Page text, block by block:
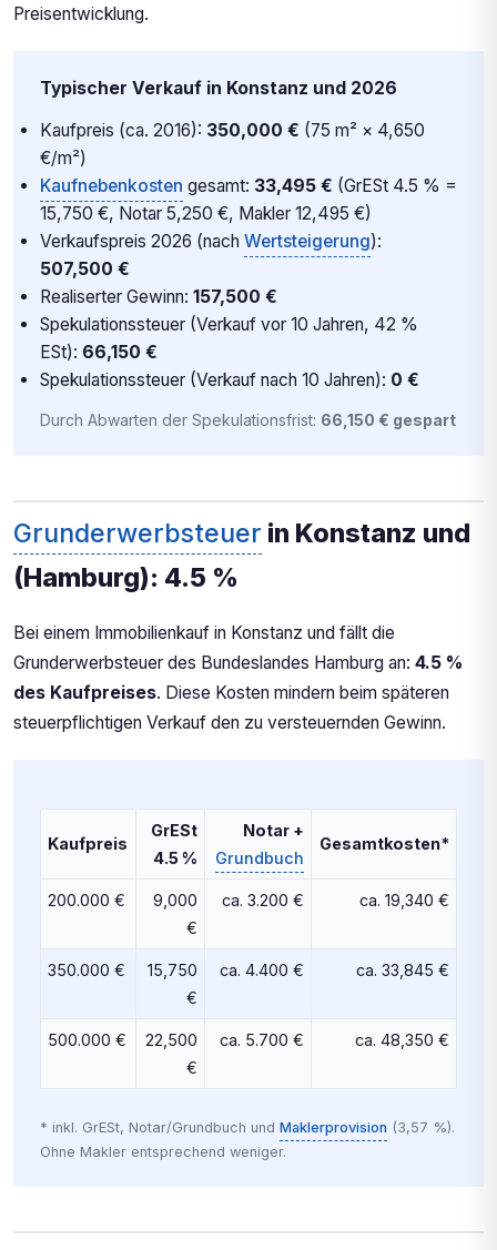
Preisentwicklung.
Typischer Verkauf in Konstanz und 2026
Kaufpreis (ca. 2016): 350,000 € (75 m² × 4,650
€/m²)
Kaufnebenkosten gesamt: 33,495 € (GrESt 4.5 % =
15,750 €, Notar 5,250 €, Makler 12,495 €)
Verkaufspreis 2026 (nach Wertsteigerung):
507,500 €
Realiserter Gewinn: 157,500 €
Spekulationssteuer (Verkauf vor 10 Jahren, 42 %
ESt): 66,150 €
Spekulationssteuer (Verkauf nach 10 Jahren): 0 €
Durch Abwarten der Spekulationsfrist: 66,150 € gespart
Grunderwerbsteuer in Konstanz und
(Hamburg): 4.5 %
Bei einem Immobilienkauf in Konstanz und fällt die
Grunderwerbsteuer des Bundeslandes Hamburg an: 4.5 %
des Kaufpreises. Diese Kosten mindern beim späteren
steuerpflichtigen Verkauf den zu versteuernden Gewinn.
Kaufpreis
GrESt
4.5 %
Notar +
Grundbuch
Gesamtkosten*
200.000 €
9,000
€
ca. 3.200 € ca. 19,340 €
350.000 €
15,750
€
ca. 4.400 € ca. 33,845 €
500.000 €
22,500
€
ca. 5.700 € ca. 48,350 €
* inkl. GrESt, Notar/Grundbuch und Maklerprovision (3,57 %).
Ohne Makler entsprechend weniger.